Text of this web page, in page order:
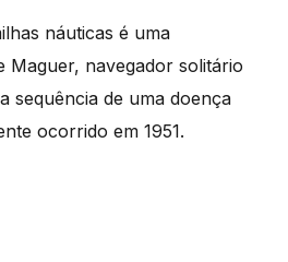
náuticas é uma
Maguer, navegador solitário
sequência de uma doença
ocorrido em 1951.